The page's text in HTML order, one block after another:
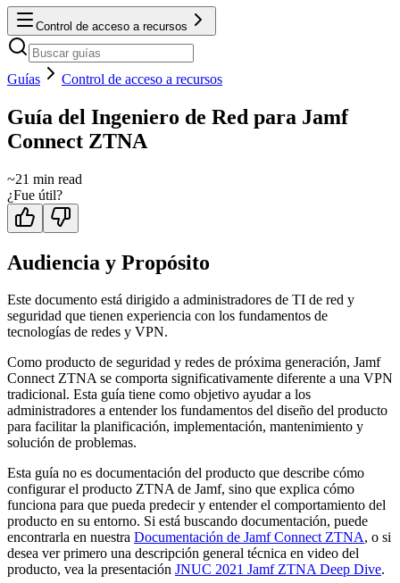
Control de acceso a recursos
Guías Control de acceso a recursos
Guía del Ingeniero de Red para Jamf
Connect ZTNA
~21 min read
¿Fue útil?
Audiencia y Propósito
Este documento está dirigido a administradores de TI de red y
seguridad que tienen experiencia con los fundamentos de
tecnologías de redes y VPN.
Como producto de seguridad y redes de próxima generación, Jamf
Connect ZTNA se comporta significativamente diferente a una VPN
tradicional. Esta guía tiene como objetivo ayudar a los
administradores a entender los fundamentos del diseño del producto
para facilitar la planificación, implementación, mantenimiento y
solución de problemas.
Esta guía no es documentación del producto que describe cómo
configurar el producto ZTNA de Jamf, sino que explica cómo
funciona para que pueda predecir y entender el comportamiento del
producto en su entorno. Si está buscando documentación, puede
encontrarla en nuestra Documentación de Jamf Connect ZTNA, o si
desea ver primero una descripción general técnica en video del
producto, vea la presentación JNUC 2021 Jamf ZTNA Deep Dive.